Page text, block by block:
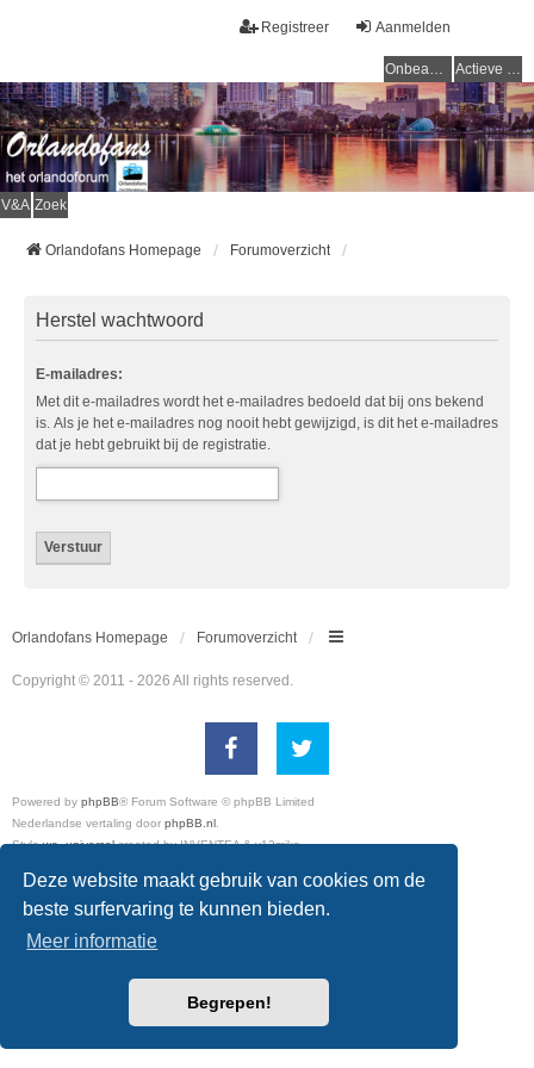
Deze website maakt gebruik van cookies om de
beste surfervaring te kunnen bieden.
Meer informatie
Begrepen!
Aanmelden
Registreer
Onbeantwoorde onderwerpen Actieve onderwerpen
V&A Zoek
Orlandofans Homepage Forumoverzicht
Herstel wachtwoord
E-mailadres:
Met dit e-mailadres wordt het e-mailadres bedoeld dat bij ons bekend
is. Als je het e-mailadres nog nooit hebt gewijzigd, is dit het e-mailadres
dat je hebt gebruikt bij de registratie.
Orlandofans Homepage Forumoverzicht
Copyright © 2011 - 2026 All rights reserved.
Powered by phpBB® Forum Software © phpBB Limited
Nederlandse vertaling door phpBB.nl
Stylewe_universalcreated by INVENTEA & v12mike